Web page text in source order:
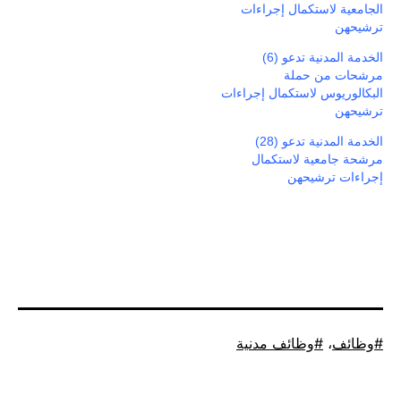
الجامعية لاستكمال إجراءات
ترشيحهن
الخدمة المدنية تدعو (6)
مرشحات من حملة
البكالوريوس لاستكمال إجراءات
ترشيحهن
الخدمة المدنية تدعو (28)
مرشحة جامعية لاستكمال
إجراءات ترشيحهن
موسوم
وظائف، وظائف مدنية